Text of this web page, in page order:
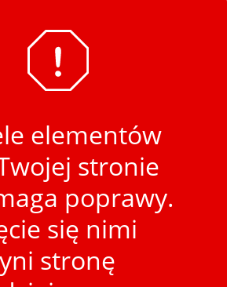
elementów
stronie
poprawy.
się nimi
stronę